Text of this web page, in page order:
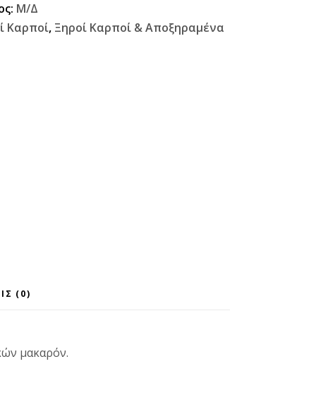
Μ/Δ
Καρποί, Ξηροί Καρποί & Αποξηραμένα
(0)
μακαρόν.